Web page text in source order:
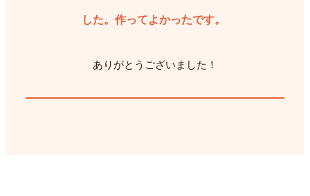
した。作ってよかったです。
ありがとうございました！